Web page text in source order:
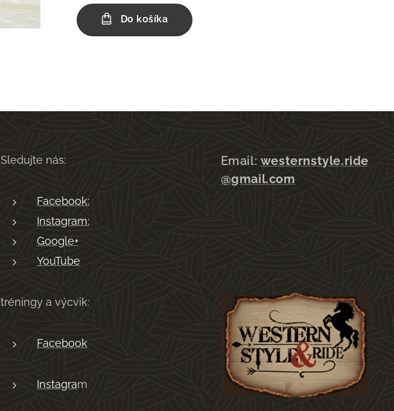
Do košíka
Sledujte nás:
Facebook:
Instagram:
Google+
YouTube
tréningy a výcvik:
Facebook
Instagram
Email: westernstyle.ride
@gmail.com